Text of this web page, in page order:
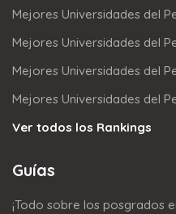
Mejores Universidades del
Mejores Universidades del
Mejores Universidades del
Mejores Universidades del
Ver todos los Rankings
Guías
¡Todo sobre los posgrados